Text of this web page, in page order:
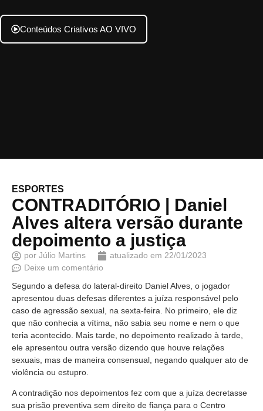
Conteúdos Criativos AO VIVO
ESPORTES
CONTRADITÓRIO | Daniel
Alves altera versão durante
depoimento a justiça
por Júlio Martins atualizado em 22/01/2023
Deixe um comentário
Segundo a defesa do lateral-direito Daniel Alves, o jogador
apresentou duas defesas diferentes a juíza responsável pelo
caso de agressão sexual, na sexta-feira. No primeiro, ele diz
que não conhecia a vítima, não sabia seu nome e nem o que
teria acontecido. Mais tarde, no depoimento realizado à tarde,
ele apresentou outra versão dizendo que houve relações
sexuais, mas de maneira consensual, negando qualquer ato de
violência ou estupro.
A contradição nos depoimentos fez com que a juíza decretasse
sua prisão preventiva sem direito de fiança para o Centro